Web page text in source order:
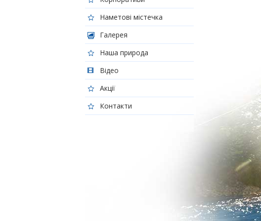
Наметові містечка
Галерея
Наша природа
Відео
Акції
Контакти